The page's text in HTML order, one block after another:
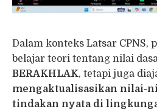
Dalam konteks Latsar CPNS,
belajar teori tentang nilai
BERAKHLAK, tetapi juga
mengaktualisasikan nilai-
tindakan nyata di